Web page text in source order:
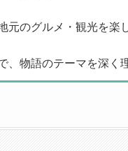
のグルメ・観光を楽
、物語のテーマを深く